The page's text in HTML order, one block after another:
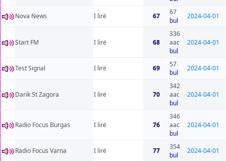
Nova News I lirë 67
67
bul
2024-04-01
Start FM I lirë 68
336
aac
bul
2024-04-01
Test Signal I lirë 69
57
bul
2024-04-01
Darik St Zagora I lirë 70
342
aac
bul
2024-04-01
Radio Focus Burgas I lirë 76
346
aac
bul
2024-04-01
Radio Focus Varna I lirë 77
354
bul
2024-04-01